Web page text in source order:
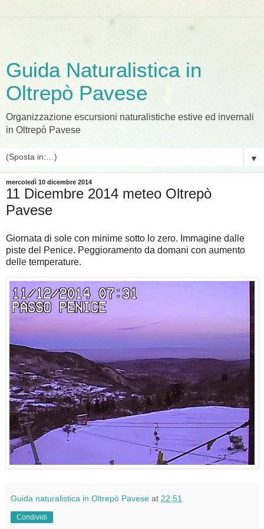
Guida Naturalistica in
Oltrepò Pavese
Organizzazione escursioni naturalistiche estive ed invernali
in Oltrepò Pavese
▼
mercoledì 10 dicembre 2014
11 Dicembre 2014 meteo Oltrepò
Pavese
Giornata di sole con minime sotto lo zero. Immagine dalle
piste del Penice. Peggioramento da domani con aumento
delle temperature.
Guida naturalistica in Oltrepò Pavese at 22:51
Condividi